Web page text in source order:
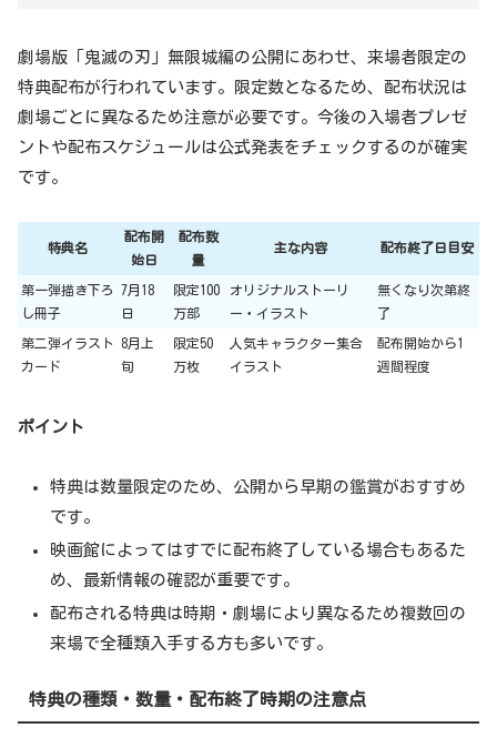
劇場版「鬼滅の刃」無限城編の公開にあわせ、来場者限定の
特典配布が行われています。限定数となるため、配布状況は
劇場ごとに異なるため注意が必要です。今後の入場者プレゼ
ントや配布スケジュールは公式発表をチェックするのが確実
です。
特典名
配布開
始日
配布数
量
主な内容 配布終了日目安
第一弾描き下ろ
し冊子
7月18
日
限定100
万部
オリジナルストーリ
ー・イラスト
無くなり次第終
了
第二弾イラスト
カード
8月上
旬
限定50
万枚
人気キャラクター集合
イラスト
配布開始から1
週間程度
ポイント
特典は数量限定のため、公開から早期の鑑賞がおすすめ
です。
映画館によってはすでに配布終了している場合もあるた
め、最新情報の確認が重要です。
配布される特典は時期・劇場により異なるため複数回の
来場で全種類入手する方も多いです。
特典の種類・数量・配布終了時期の注意点